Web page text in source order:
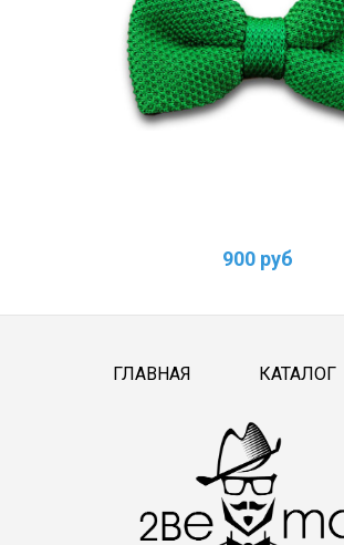
900 руб
ГЛАВНАЯ КАТАЛОГ